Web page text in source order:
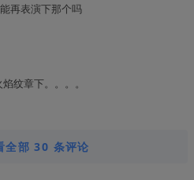
再表演下那个吗
纹章下。。。。
全部 30 条评论